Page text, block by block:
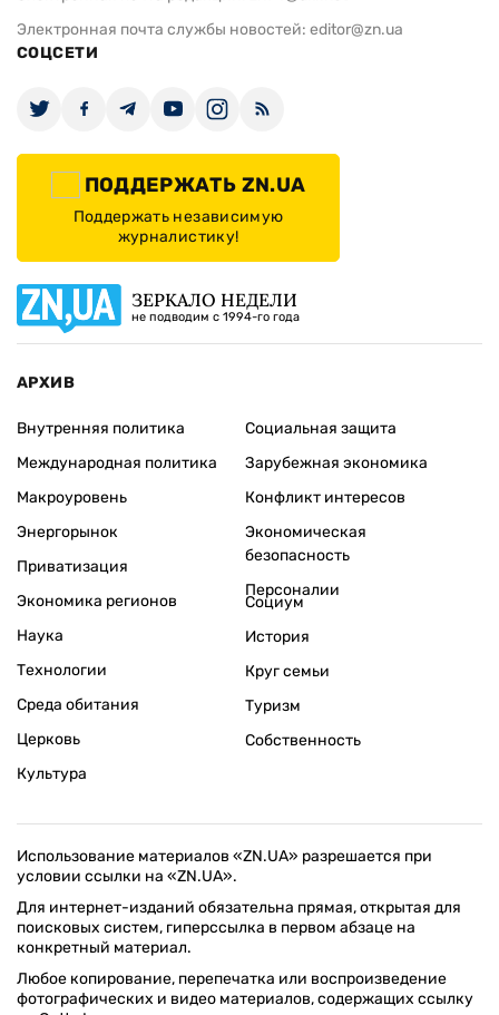
Электронная почта службы новостей: editor@zn.ua
СОЦСЕТИ
ПОДДЕРЖАТЬ ZN.UA
Поддержать независимую
журналистику!
ЗЕРКАЛО НЕДЕЛИ
не подводим с 1994-го года
АРХИВ
Внутренняя политика
Международная политика
Макроуровень
Энергорынок
Приватизация
Экономика регионов
Социальная защита
Зарубежная экономика
Конфликт интересов
Экономическая
безопасность
Персоналии
Наука
Технологии
Среда обитания
Церковь
Культура
Социум
История
Круг семьи
Туризм
Собственность
Использование материалов «ZN.UA» разрешается при
условии ссылки на «ZN.UA».
Для интернет-изданий обязательна прямая, открытая для
поисковых систем, гиперссылка в первом абзаце на
конкретный материал.
Любое копирование, перепечатка или воспроизведение
фотографических и видео материалов, содержащих ссылку